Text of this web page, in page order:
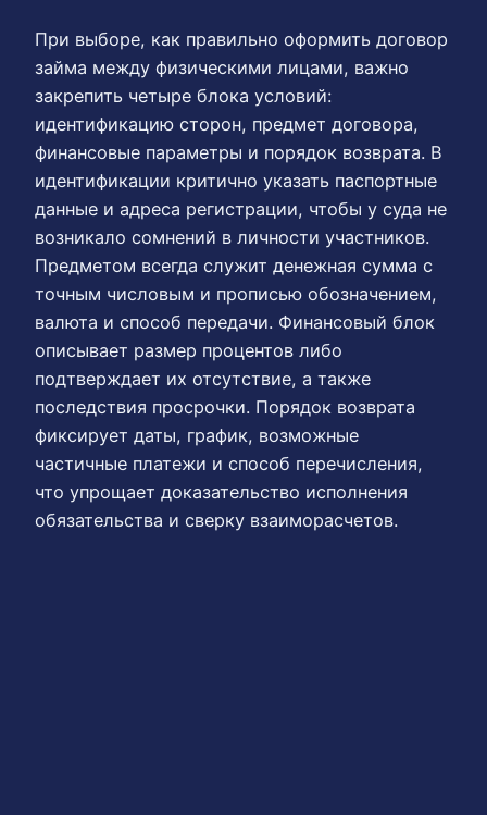
При выборе, как правильно оформить договор
займа между физическими лицами, важно
закрепить четыре блока условий:
идентификацию сторон, предмет договора,
финансовые параметры и порядок возврата. В
идентификации критично указать паспортные
данные и адреса регистрации, чтобы у суда не
возникало сомнений в личности участников.
Предметом всегда служит денежная сумма с
точным числовым и прописью обозначением,
валюта и способ передачи. Финансовый блок
описывает размер процентов либо
подтверждает их отсутствие, а также
последствия просрочки. Порядок возврата
фиксирует даты, график, возможные
частичные платежи и способ перечисления,
что упрощает доказательство исполнения
обязательства и сверку взаиморасчетов.